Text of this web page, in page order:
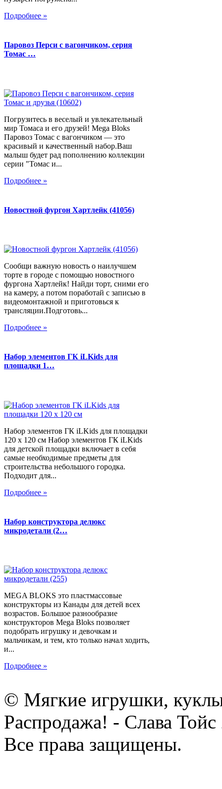
Подробнее »
Паровоз Перси с вагончиком, серия
Томас …
Погрузитесь в веселый и увлекательный
мир Томаса и его друзей! Mega Bloks
Паровоз Томас с вагончиком — это
красивый и качественный набор.Ваш
малыш будет рад пополнению коллекции
серии "Томас и...
Подробнее »
Новостной фургон Хартлейк (41056)
Сообщи важную новость о наилучшем
торте в городе с помощью новостного
фургона Хартлейк! Найди торт, сними его
на камеру, а потом поработай с записью в
видеомонтажной и приготовься к
трансляции.Подготовь...
Подробнее »
Набор элементов ГК iLKids для
площадки 1…
Набор элементов ГК iLKids для площадки
120 х 120 см Набор элементов ГК iLKids
для детской площадки включает в себя
самые необходимые предметы для
строительства небольшого городка.
Подходит для...
Подробнее »
Набор конструктора делюкс
микродетали (2…
MEGA BLOKS это пластмассовые
конструкторы из Канады для детей всех
возрастов. Большое разнообразие
конструкторов Mega Bloks позволяет
подобрать игрушку и девочкам и
мальчикам, и тем, кто только начал ходить,
и...
Подробнее »
© Мягкие игрушки,
Распродажа! - Слава Тойс
Все права защищены.